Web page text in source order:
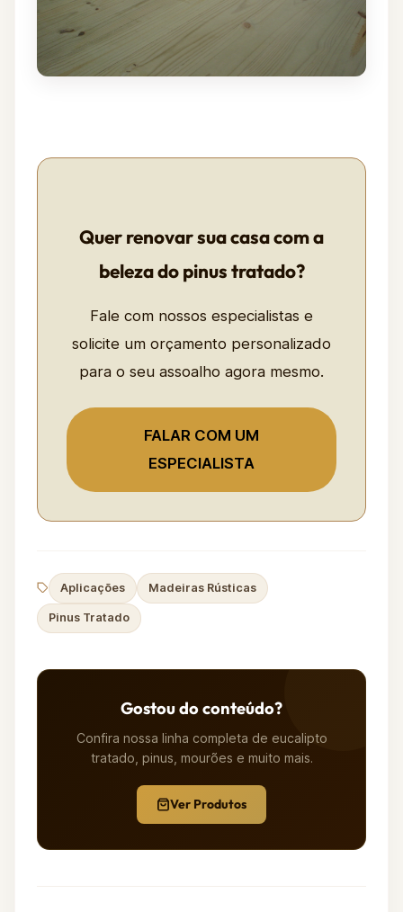
Quer renovar sua casa com a
beleza do pinus tratado?
Fale com nossos especialistas e
solicite um orçamento personalizado
para o seu assoalho agora mesmo.
FALAR COM UM
ESPECIALISTA
Aplicações Madeiras Rústicas
Pinus Tratado
Gostou do conteúdo?
Confira nossa linha completa de eucalipto
tratado, pinus, mourões e muito mais.
Ver Produtos